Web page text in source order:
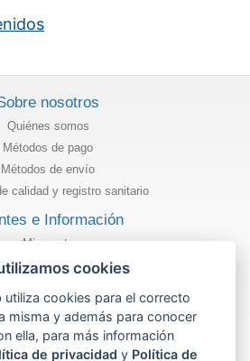
nosotros
Quiénes somos
Métodos de pago
Métodos de envío
calidad y registro sanitario
e Información
Mi cuenta
de mi pedido
Información
de privacidad
y condiciones de uso
cookies
utiliza cookies para el correcto
misma y además para conocer
ella, para más información
de privacidad y Política de